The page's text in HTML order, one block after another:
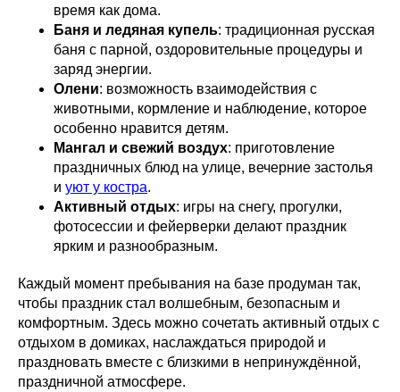
время как дома.
Баня и ледяная купель: традиционная русская
баня с парной, оздоровительные процедуры и
заряд энергии.
Олени: возможность взаимодействия с
животными, кормление и наблюдение, которое
особенно нравится детям.
Мангал и свежий воздух: приготовление
праздничных блюд на улице, вечерние застолья
и уют у костра.
Активный отдых: игры на снегу, прогулки,
фотосессии и фейерверки делают праздник
ярким и разнообразным.
Каждый момент пребывания на базе продуман так,
чтобы праздник стал волшебным, безопасным и
комфортным. Здесь можно сочетать активный отдых с
отдыхом в домиках, наслаждаться природой и
праздновать вместе с близкими в непринуждённой,
праздничной атмосфере.